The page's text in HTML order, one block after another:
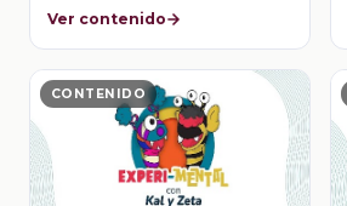
Ver contenido
CONTENIDO